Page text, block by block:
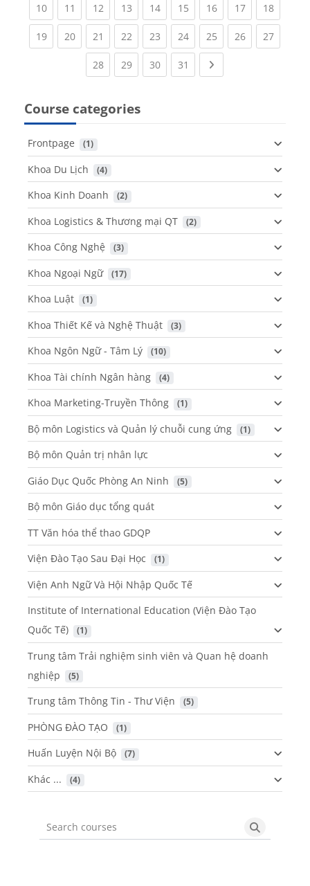
10(current)
11 (current)
12(current)
13(current)
14(current)
15(current)
16(current)
17(current)
18
19(current)
20(current)
21 (current)
22(current)
23(current)
24(current)
25(current)
26(current)
27
28(current)
29(current)
30(current)
31 (current)
Course categories
Frontpage (1)
Khoa Du Lịch (4)
Khoa Kinh Doanh (2)
Khoa Logistics & Thương mại QT (2)
Khoa Công Nghệ (3)
Khoa Ngoại Ngữ (17)
Khoa Luật (1)
Khoa Thiết Kế và Nghệ Thuật (3)
Khoa Ngôn Ngữ - Tâm Lý (10)
Khoa Tài chính Ngân hàng (4)
Khoa Marketing-Truyền Thông (1)
Bộ môn Logistics và Quản lý chuỗi cung ứng (1)
Bộ môn Quản trị nhân lực
Giáo Dục Quốc Phòng An Ninh
(5)
Bộ môn Giáo dục tổng quát
TT Văn hóa thể thao GDQP
Viện Đào Tạo Sau Đại Học
(1)
Viện Anh Ngữ Và Hội Nhập Quốc Tế
Institute of International Education (Viện Đào Tạo
Quốc Tế)
(1)
Trung tâm Trải nghiệm sinh viên và Quan hệ doanh
nghiệp
(5)
Trung tâm Thông Tin - Thư Viện (5)
PHÒNG ĐÀO TẠO (1)
Huấn Luyện Nội Bộ (7)
Khác ... (4)
Search courses Search